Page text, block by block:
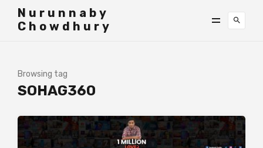
Nurunnaby
Chowdhury
Browsing tag
SOHAG360